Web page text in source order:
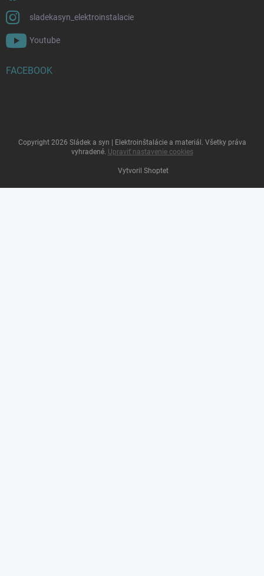
sladekasyn_elektroinstalacie
Youtube
FACEBOOK
Vytvoril Shoptet
Copyright 2026 Sládek a syn | Elektroinštalácie a materiál . Všetky práva
vyhradené. Upraviť nastavenie cookies